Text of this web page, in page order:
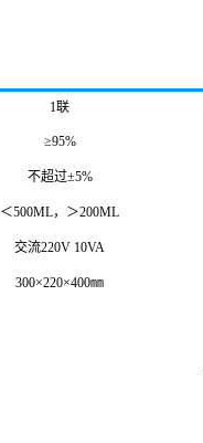
1联
≥95%
不超过±5%
＜500ML，＞200ML
交流220V 10VA
300×220×400㎜